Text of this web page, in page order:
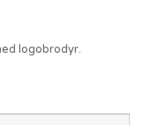
logobrodyr.